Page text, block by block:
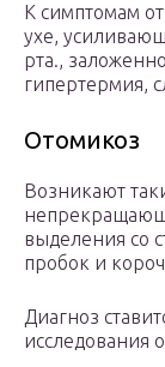
К симптомам
ухе,
рта.,
гипертермия,
Отомикоз
Возникают
выделения со
пробок и
Диагноз
исследования